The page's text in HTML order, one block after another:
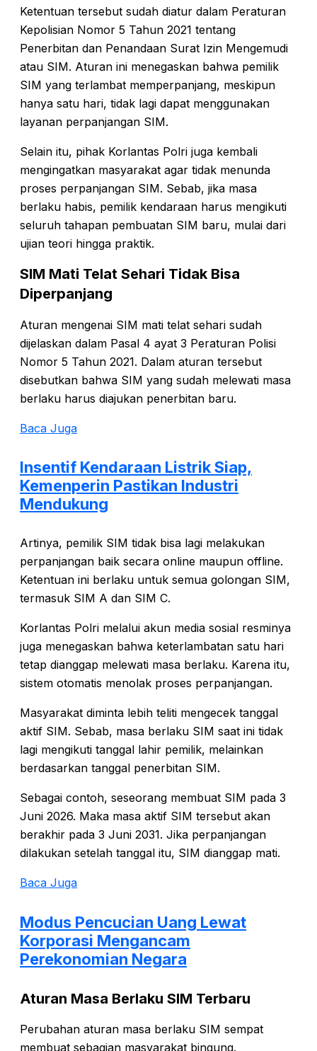
Ketentuan tersebut sudah diatur dalam Peraturan
Kepolisian Nomor 5 Tahun 2021 tentang
Penerbitan dan Penandaan Surat Izin Mengemudi
atau SIM. Aturan ini menegaskan bahwa pemilik
SIM yang terlambat memperpanjang, meskipun
hanya satu hari, tidak lagi dapat menggunakan
layanan perpanjangan SIM.
Selain itu, pihak Korlantas Polri juga kembali
mengingatkan masyarakat agar tidak menunda
proses perpanjangan SIM. Sebab, jika masa
berlaku habis, pemilik kendaraan harus mengikuti
seluruh tahapan pembuatan SIM baru, mulai dari
ujian teori hingga praktik.
SIM Mati Telat Sehari Tidak Bisa
Diperpanjang
Aturan mengenai SIM mati telat sehari sudah
dijelaskan dalam Pasal 4 ayat 3 Peraturan Polisi
Nomor 5 Tahun 2021. Dalam aturan tersebut
disebutkan bahwa SIM yang sudah melewati masa
berlaku harus diajukan penerbitan baru.
Baca Juga
Insentif Kendaraan Listrik Siap,
Kemenperin Pastikan Industri
Mendukung
Artinya, pemilik SIM tidak bisa lagi melakukan
perpanjangan baik secara online maupun offline.
Ketentuan ini berlaku untuk semua golongan SIM,
termasuk SIM A dan SIM C.
Korlantas Polri melalui akun media sosial resminya
juga menegaskan bahwa keterlambatan satu hari
tetap dianggap melewati masa berlaku. Karena itu,
sistem otomatis menolak proses perpanjangan.
Masyarakat diminta lebih teliti mengecek tanggal
aktif SIM. Sebab, masa berlaku SIM saat ini tidak
lagi mengikuti tanggal lahir pemilik, melainkan
berdasarkan tanggal penerbitan SIM.
Sebagai contoh, seseorang membuat SIM pada 3
Juni 2026. Maka masa aktif SIM tersebut akan
berakhir pada 3 Juni 2031. Jika perpanjangan
dilakukan setelah tanggal itu, SIM dianggap mati.
Baca Juga
Modus Pencucian Uang Lewat
Korporasi Mengancam
Perekonomian Negara
Aturan Masa Berlaku SIM Terbaru
Perubahan aturan masa berlaku SIM sempat
membuat sebagian masyarakat bingung.